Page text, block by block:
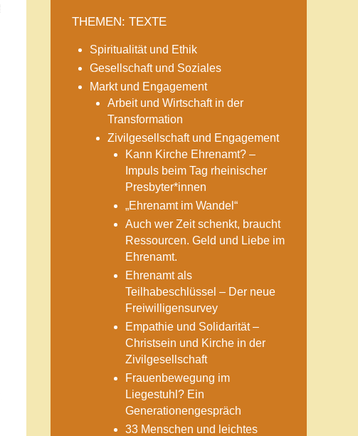
THEMEN: TEXTE
Spiritualität und Ethik
Gesellschaft und Soziales
Markt und Engagement
Arbeit und Wirtschaft in der
Transformation
Zivilgesellschaft und Engagement
Kann Kirche Ehrenamt? –
Impuls beim Tag rheinischer
Presbyter*innen
„Ehrenamt im Wandel“
Auch wer Zeit schenkt, braucht
Ressourcen. Geld und Liebe im
Ehrenamt.
Ehrenamt als
Teilhabeschlüssel – Der neue
Freiwilligensurvey
Empathie und Solidarität –
Christsein und Kirche in der
Zivilgesellschaft
Frauenbewegung im
Liegestuhl? Ein
Generationengespräch
33 Menschen und leichtes